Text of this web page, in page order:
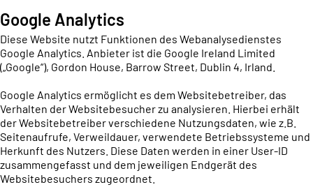
Google Analytics
Diese Website nutzt Funktionen des Webanalysedienstes
Google Analytics. Anbieter ist die Google Ireland Limited
(„Google“), Gordon House, Barrow Street, Dublin 4, Irland.
Google Analytics ermöglicht es dem Websitebetreiber, das
Verhalten der Websitebesucher zu analysieren. Hierbei erhält
der Websitebetreiber verschiedene Nutzungsdaten, wie z.B.
Seitenaufrufe, Verweildauer, verwendete Betriebssysteme und
Herkunft des Nutzers. Diese Daten werden in einer User-ID
zusammengefasst und dem jeweiligen Endgerät des
Websitebesuchers zugeordnet.